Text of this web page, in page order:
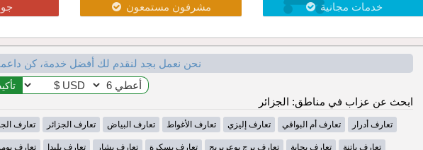
خدمات مجانية
مشرفون مستمعون
نحن نعمل بجد لنقدم لك أفضل خدمة، كن
ابحث عن عزاب في مناطق: الجزائر
تعارف أدرار تعارف أم البواقي تعارف إليزي تعارف الأغواط تعارف البياض تعارف الجزائر تعارف
تعارف باتنة تعارف بجاية تعارف برج بوعريريج تعارف بسكرة تعارف بشار تعارف بليدا تعارف